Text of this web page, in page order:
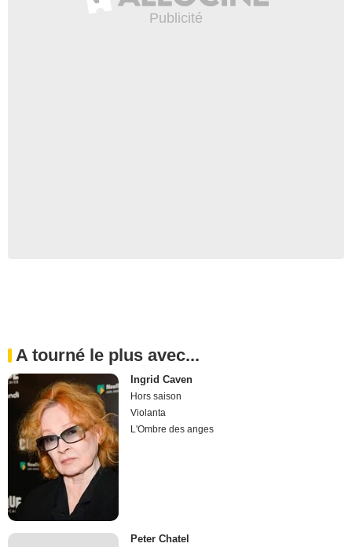
A tourné le plus avec...
Ingrid Caven
Hors saison
Violanta
L'Ombre des anges
Peter Chatel